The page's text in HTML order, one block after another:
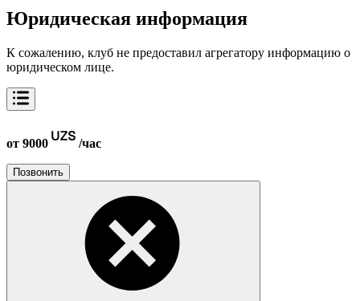
Юридическая информация
К сожалению, клуб не предоставил агрегатору информацию о
юридическом лице.
от 9000 /час
Позвонить